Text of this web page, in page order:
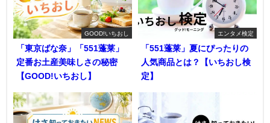
GOOD!いちおし
「東京ばな奈」「551蓬莱」
定番お土産美味しさの秘密
【GOOD!いちおし】
エンタメ検定
「551蓬莱」夏にぴったりの
人気商品とは？【いちおし検
定】